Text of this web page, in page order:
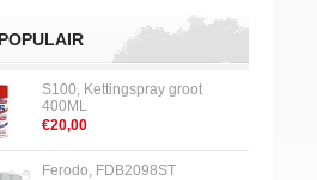
POPULAIR
S100, Kettingspray groot
400ML
€20,00
Ferodo, FDB2098ST